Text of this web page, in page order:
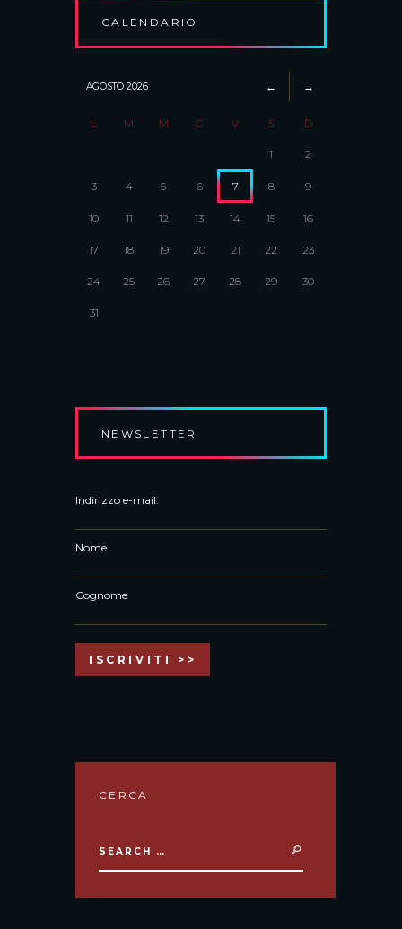
CALENDARIO
AGOSTO 2026
L M M G V S D
1 2
3 4 5 6 7 8 9
10 11 12 13 14 15 16
17 18 19 20 21 22 23
24 25 26 27 28 29 30
31
NEWSLETTER
Indirizzo e-mail:
Nome
Cognome
CERCA